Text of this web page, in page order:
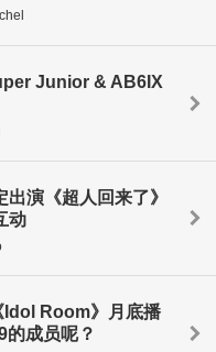
Junior & AB6IX
演《超人回来了》
动
Idol Room》月底播
的成员呢？